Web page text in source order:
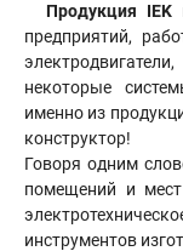
Продукция IEK
предприятий,
некоторые
именно из
конструктор!
Говоря одним
помещений и
инструментов